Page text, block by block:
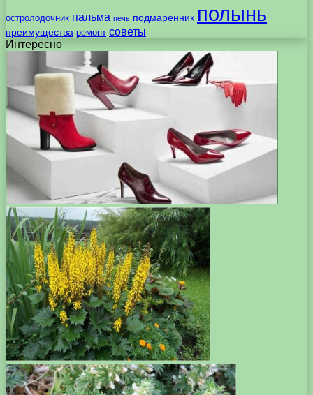
остролодочник пальма печь подмаренник полынь
преимущества ремонт советы
Интересно